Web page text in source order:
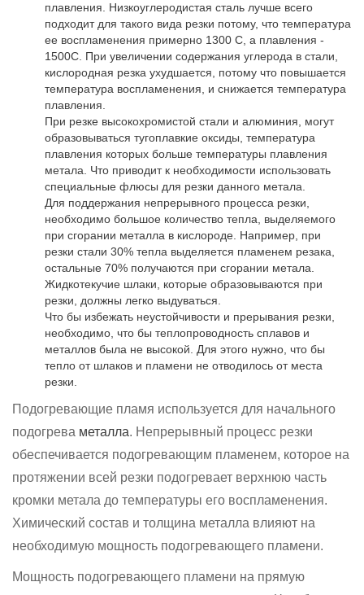
плавления. Низкоуглеродистая сталь лучше всего
подходит для такого вида резки потому, что температура
ее воспламенения примерно 1300 C, а плавления -
1500C. При увеличении содержания углерода в стали,
кислородная резка ухудшается, потому что повышается
температура воспламенения, и снижается температура
плавления.
При резке высокохромистой стали и алюминия, могут
образовываться тугоплавкие оксиды, температура
плавления которых больше температуры плавления
метала. Что приводит к необходимости использовать
специальные флюсы для резки данного метала.
Для поддержания непрерывного процесса резки,
необходимо большое количество тепла, выделяемого
при сгорании металла в кислороде. Например, при
резки стали 30% тепла выделяется пламенем резака,
остальные 70% получаются при сгорании метала.
Жидкотекучие шлаки, которые образовываются при
резки, должны легко выдуваться.
Что бы избежать неустойчивости и прерывания резки,
необходимо, что бы теплопроводность сплавов и
металлов была не высокой. Для этого нужно, что бы
тепло от шлаков и пламени не отводилось от места
резки.
Подогревающие пламя используется для начального
подогрева металла. Непрерывный процесс резки
обеспечивается подогревающим пламенем, которое на
протяжении всей резки подогревает верхнюю часть
кромки метала до температуры его воспламенения.
Химический состав и толщина металла влияют на
необходимую мощность подогревающего пламени.
Мощность подогревающего пламени на прямую